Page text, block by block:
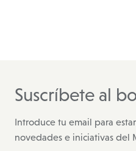
Suscríbete al
Introduce tu email para
novedades e iniciativas del